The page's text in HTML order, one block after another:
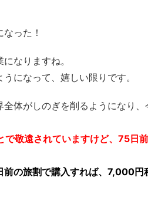
なりますね。
になって、嬉しい限りです。
体がしのぎを削るようになり
敬遠されていますけど、75日
の旅割で購入すれば、7,000円